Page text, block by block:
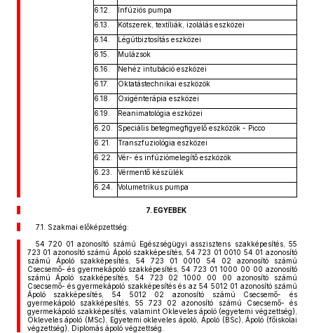
6.12.
Infúziós pumpa
6.13.
Kötszerek, textíliák, izolálás eszközei
6.14.
Légútbiztosítás eszközei
6.15.
Mulázsok
6.16.
Nehéz intubáció eszközei
6.17.
Oktatástechnikai eszközök
6.18.
Oxigénterápia eszközei
6.19.
Reanimatológia eszközei
6.20.
Speciális betegmegfigyelő eszközök - Picco
6.21.
Transzfuziológia eszközei
6.22.
Vér- és infúziómelegítő eszközök
6.23.
Vérmentő készülék
6.24.
Volumetrikus pumpa
7. EGYEBEK
7.1. Szakmai előképzettség:
54 720 01 azonosító számú Egészségügyi asszisztens szakképesítés, 55
723 01 azonosító számú Ápoló szakképesítés, 54 723 01 0010 54 01 azonosító
számú Ápoló szakképesítés, 54 723 01 0010 54 02 azonosító számú
Csecsemő- és gyermekápoló szakképesítés, 54 723 01 1000 00 00 azonosító
számú Ápoló szakképesítés, 54 723 02 1000 00 00 azonosító számú
Csecsemő- és gyermekápoló szakképesítés és az 54 5012 01 azonosító számú
Ápoló szakképesítés, 54 5012 02 azonosító számú Csecsemő- és
gyermekápoló szakképesítés, 55 723 02 azonosító számú Csecsemő- és
gyermekápoló szakképesítés, valamint Okleveles ápoló (egyetemi végzettség),
Okleveles ápoló (MSc), Egyetemi okleveles ápoló, Ápoló (BSc), Ápoló (főiskolai
végzettség), Diplomás ápoló végzettség.